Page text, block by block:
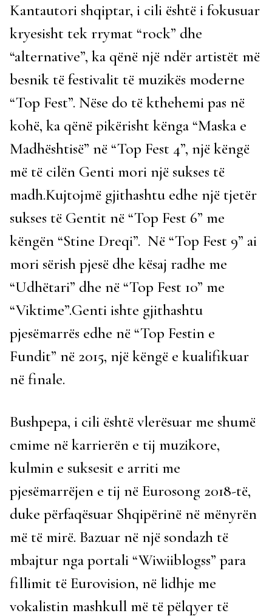
Kantautori shqiptar, i cili është i fokusuar
kryesisht tek rrymat “rock” dhe
“alternative”, ka qënë një ndër artistët më
besnik të festivalit të muzikës moderne
“Top Fest”. Nëse do të kthehemi pas në
kohë, ka qënë pikërisht kënga “Maska e
Madhështisë” në “Top Fest 4”, një këngë
më të cilën Genti mori një sukses të
madh.Kujtojmë gjithashtu edhe një tjetër
sukses të Gentit në “Top Fest 6” me
këngën “Stine Dreqi”. Në “Top Fest 9” ai
mori sërish pjesë dhe kësaj radhe me
“Udhëtari” dhe në “Top Fest 10” me
“Viktime”.Genti ishte gjithashtu
pjesëmarrës edhe në “Top Festin e
Fundit” në 2015, një këngë e kualifikuar
në finale.
Bushpepa, i cili është vlerësuar me shumë
cmime në karrierën e tij muzikore,
kulmin e suksesit e arriti me
pjesëmarrëjen e tij në Eurosong 2018-të,
duke përfaqësuar Shqipërinë në mënyrën
më të mirë. Bazuar në një sondazh të
mbajtur nga portali “Wiwiiblogss” para
fillimit të Eurovision, në lidhje me
vokalistin mashkull më të pëlqyer të